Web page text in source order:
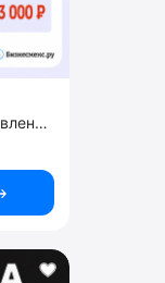
франшиза услуг по предоставлению персонала